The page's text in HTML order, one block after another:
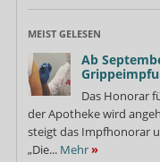
MEIST GELESEN
Ab
Das Honorar
der Apotheke wird
steigt das Impfhonorar
„Die... Mehr»